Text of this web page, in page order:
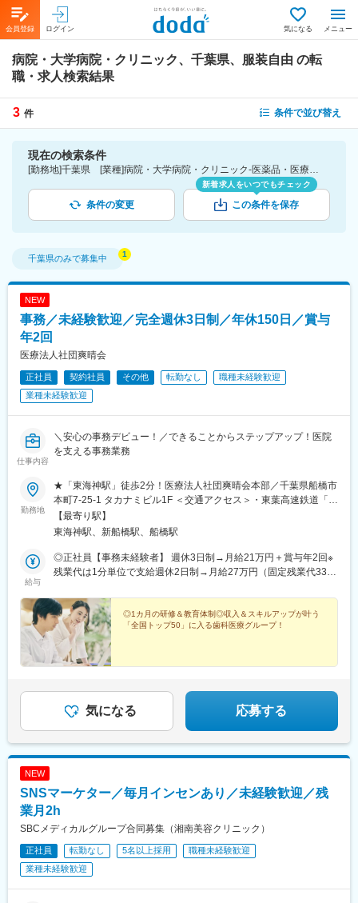
会員登録 ログイン 気になる メニュー
病院・大学病院・クリニック、千葉県、服装自由 の転
職・求人検索結果
3 件 条件で並び替え
現在の検索条件
[勤務地]千葉県 [業種]病院・大学病院・クリニック-医薬品・医療機器・ライフサイエンス・医療系サービス [詳細条件](会社・職場の環境)服装自由
条件の変更
新着求人をいつでもチェック
この条件を保存
千葉県のみで募集中
NEW
事務／未経験歓迎／完全週休3日制／年休150日／賞与
年2回
医療法人社団爽晴会
正社員 契約社員 その他 転勤なし
職種未経験歓迎
業種未経験歓迎
仕事内容
＼安心の事務デビュー！／できることからステップアップ！医院
を支える事務業務
勤務地
★「東海神駅」徒歩2分！医療法人社団爽晴会本部／千葉県船橋市
本町7-25-1 タカナミビル1F ＜交通アクセス＞・東葉高速鉄道「東
海神駅」より徒歩2分・JR「船橋駅」北口より徒歩7分
【最寄り駅】
東海神駅、新船橋駅、船橋駅
給与
◎正社員【事務未経験者】 週休3日制→月給21万円＋賞与年2回※
残業代は1分単位で支給週休2日制→月給27万円（固定残業代33.5
追加で支給【事務経験者】週休3日制→月給23万円＋賞与年2回※
残業代は1分単位で支給週休2日制→月給29万円（固定残業代33.5
時間分5万円以上含む）＋賞与年2回上記を超える時間外労働分は
追加で支給＜パート＞時給1300円～時給1500円★家庭の事業や、
希望に柔軟に応えるため、多様な働き方を選択できるようにして
のご経験や前職の給与を最大限考慮します※休日日数はご希望に応
じて切替え可能です。柔軟に対応します。お気軽にご相談くださ
い【雇用形態について】雇用形態は「正社員・契約社員・パー
ト」から、ご希望やご経験に応じて相談の上決定いします。契約
社員としてスタートされた場合でも、日頃のご活躍やご意向を踏
◎1カ月の研修＆教育体制◎収入＆スキルアップが叶う
「全国トップ50」に入る歯科医療グループ！
気になる 応募する
NEW
SNSマーケター／毎月インセンあり／未経験歓迎／残
業月2h
SBCメディカルグループ合同募集（湘南美容クリニック）
正社員 転勤なし 5名以上採用
職種未経験歓迎
業種未経験歓迎